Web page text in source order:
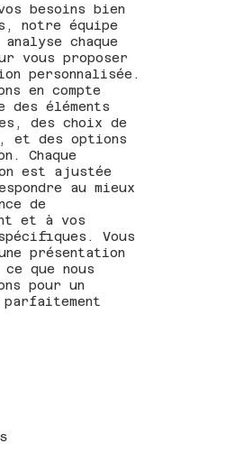
besoins bien
notre équipe
chaque
vous proposer
personnalisée.
en compte
des éléments
des choix de
et des options
Chaque
est ajustée
au mieux
de
et à vos
Vous
présentation
que nous
pour un
parfaitement